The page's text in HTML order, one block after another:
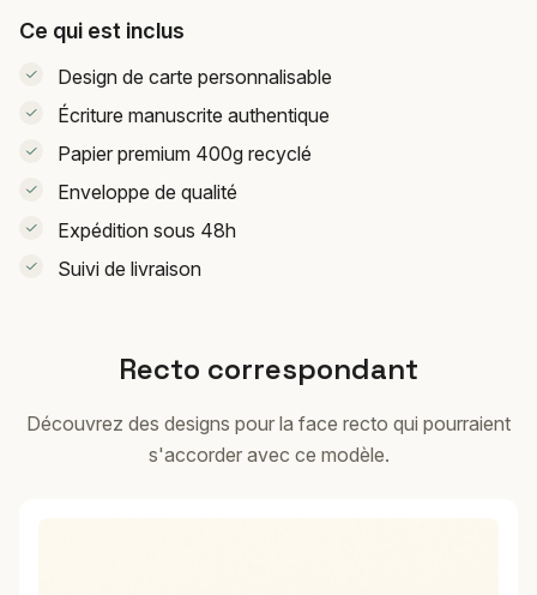
Ce qui est inclus
Design de carte personnalisable
Écriture manuscrite authentique
Papier premium 400g recyclé
Enveloppe de qualité
Expédition sous 48h
Suivi de livraison
Recto correspondant
Découvrez des designs pour la face recto qui pourraient
s'accorder avec ce modèle.